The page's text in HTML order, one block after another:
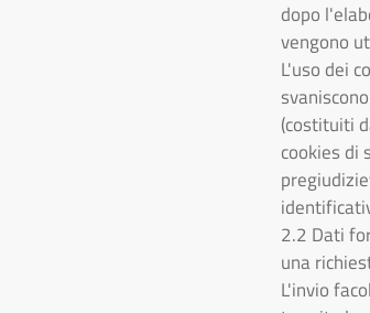
dopo
vengono
L'uso dei
(costituiti
cookies di
2.2 Dati
una
L'invio